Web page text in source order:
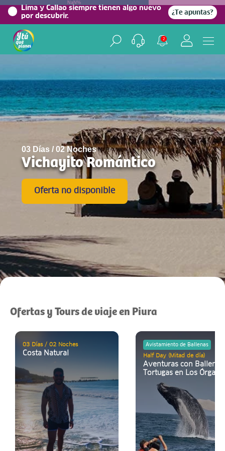
Lima y Callao siempre tienen algo nuevo
por descubrir.
¿Te apuntas?
2
NaN%
03 Días / 02 Noches
Vichayito Romántico
Oferta no disponible
Ofertas y Tours de viaje en Piura
03 Días / 02 Noches
Costa Natural
Avistamiento de Ballenas
Half Day (Mitad de día)
Aventuras con
Tortugas en Los